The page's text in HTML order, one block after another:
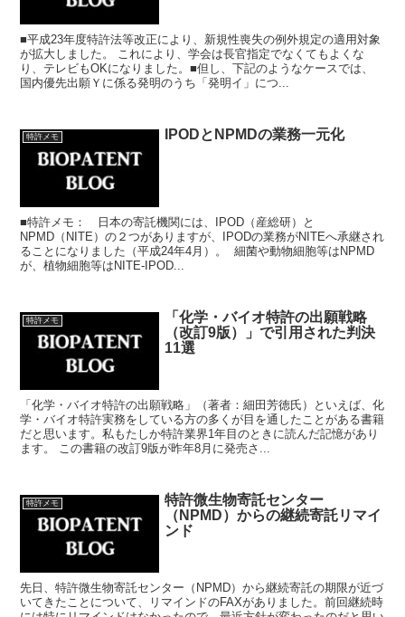
■平成23年度特許法等改正により、新規性喪失の例外規定の適用対象
が拡大しました。 これにより、学会は長官指定でなくてもよくな
り、テレビもOKになりました。■但し、下記のようなケースでは、
国内優先出願Ｙに係る発明のうち「発明イ」につ...
特許メモ IPODとNPMDの業務一元化
■特許メモ： 日本の寄託機関には、IPOD（産総研）と
NPMD（NITE）の２つがありますが、IPODの業務がNITEへ承継され
ることになりました（平成24年4月）。 細菌や動物細胞等はNPMD
が、植物細胞等はNITE-IPOD...
特許メモ
「化学・バイオ特許の出願戦略
（改訂9版）」で引用された判決
11選
「化学・バイオ特許の出願戦略」（著者：細田芳徳氏）といえば、化
学・バイオ特許実務をしている方の多くが目を通したことがある書籍
だと思います。私もたしか特許業界1年目のときに読んだ記憶があり
ます。 この書籍の改訂9版が昨年8月に発売さ...
特許メモ
特許微生物寄託センター
（NPMD）からの継続寄託リマイ
ンド
先日、特許微生物寄託センター（NPMD）から継続寄託の期限が近づ
いてきたことについて、リマインドのFAXがありました。前回継続時